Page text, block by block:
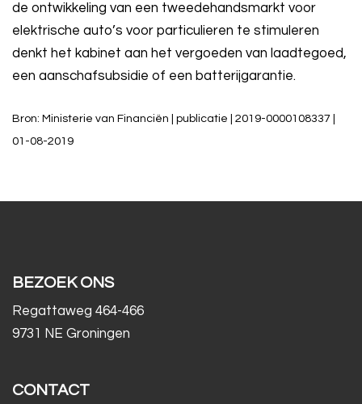
de ontwikkeling van een tweedehandsmarkt voor
elektrische auto’s voor particulieren te stimuleren
denkt het kabinet aan het vergoeden van laadtegoed,
een aanschafsubsidie of een batterijgarantie.
Bron: Ministerie van Financiën | publicatie | 2019-0000108337 |
01-08-2019
BEZOEK ONS
Regattaweg 464-466
9731 NE Groningen
CONTACT